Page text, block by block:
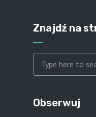
Znajdź na
Obserwuj